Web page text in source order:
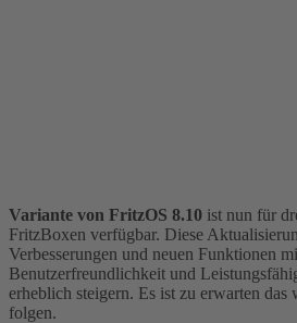
Variante von FritzOS 8.10 ist nun für
FritzBoxen verfügbar. Diese
Verbesserungen und neuen Funktionen
Benutzerfreundlichkeit und
erheblich steigern. Es ist zu erwarten
folgen.